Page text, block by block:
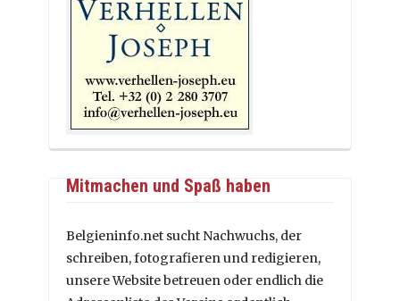
Mitmachen und Spaß haben
Belgieninfo.net sucht Nachwuchs, der
schreiben, fotografieren und redigieren,
unsere Website betreuen oder endlich die